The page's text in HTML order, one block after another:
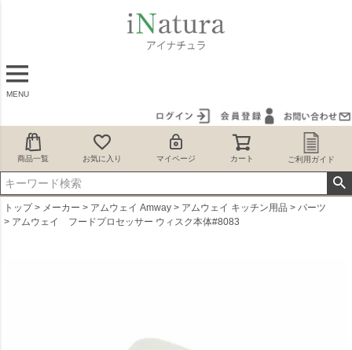
MENU
商品一覧 お気に入り マイページ カート ご利用ガイド
トップ メーカー アムウェイ Amway アムウェイ キッチン用品
パーツ
アムウェイ フードプロセッサー ウィスク本体#8083